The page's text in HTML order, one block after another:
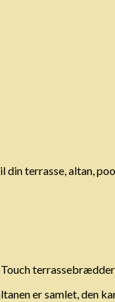
terrasse, altan,
er samlet, den